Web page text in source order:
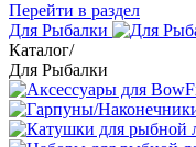
Перейти в раздел
Для Рыбалки
Каталог/
Для Рыбалки